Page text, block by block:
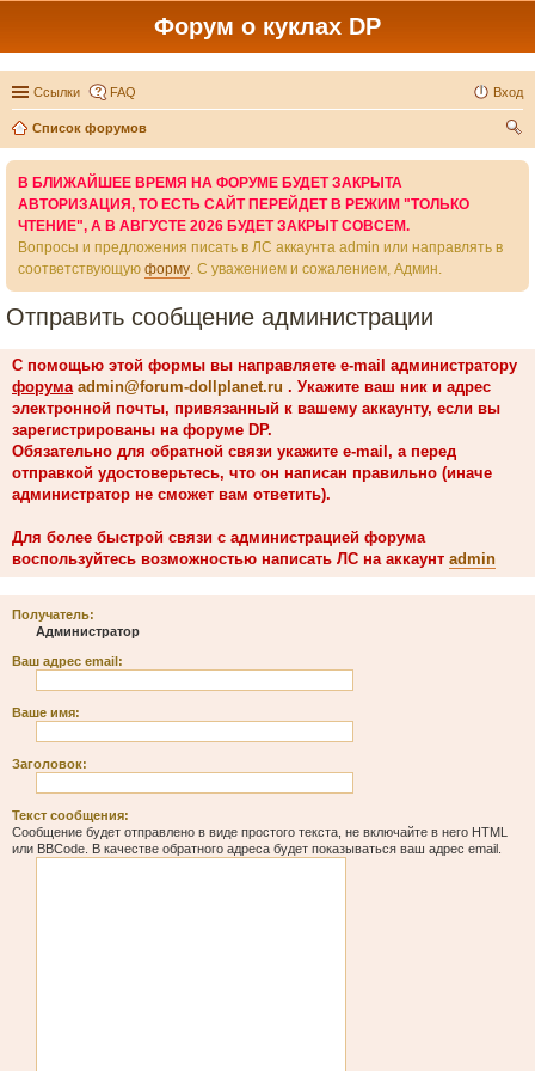
Форум о куклах DP
Ссылки FAQ Вход
Список форумов
В БЛИЖАЙШЕЕ ВРЕМЯ НА ФОРУМЕ БУДЕТ ЗАКРЫТА
АВТОРИЗАЦИЯ, ТО ЕСТЬ САЙТ ПЕРЕЙДЕТ В РЕЖИМ "ТОЛЬКО
ЧТЕНИЕ", А В АВГУСТЕ 2026 БУДЕТ ЗАКРЫТ СОВСЕМ.
Вопросы и предложения писать в ЛС аккаунта admin или направлять в
соответствующую форму. С уважением и сожалением, Админ.
Отправить сообщение администрации
С помощью этой формы вы направляете e-mail администратору
форума admin@forum-dollplanet.ru . Укажите ваш ник и адрес
электронной почты, привязанный к вашему аккаунту, если вы
зарегистрированы на форуме DP.
Обязательно для обратной связи укажите e-mail, а перед
отправкой удостоверьтесь, что он написан правильно (иначе
администратор не сможет вам ответить).
Для более быстрой связи с администрацией форума
воспользуйтесь возможностью написать ЛС на аккаунт admin
Получатель:
Администратор
Ваш адрес email:
Ваше имя:
Заголовок:
Текст сообщения:
Сообщение будет отправлено в виде простого текста, не включайте в него HTML
или BBCode. В качестве обратного адреса будет показываться ваш адрес email.